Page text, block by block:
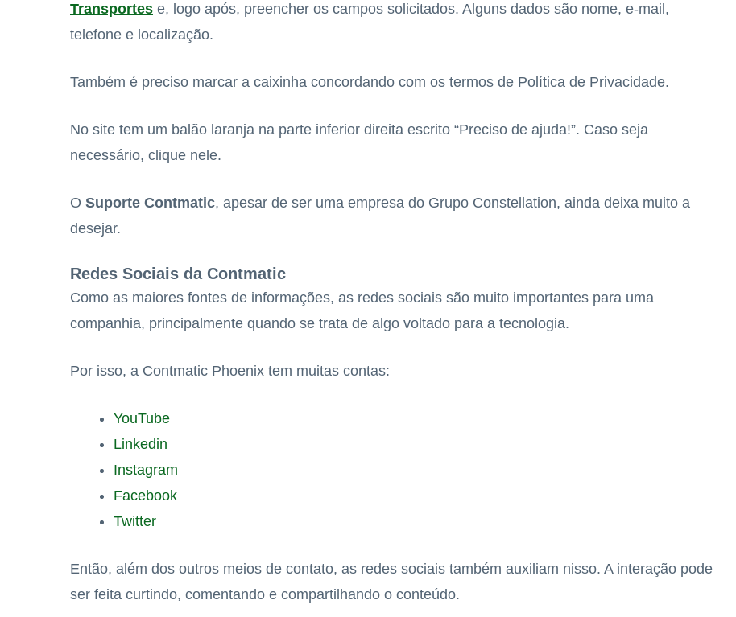
Transportes e, logo após, preencher os campos solicitados. Alguns dados são nome, e-mail,
telefone e localização.
Também é preciso marcar a caixinha concordando com os termos de Política de Privacidade.
No site tem um balão laranja na parte inferior direita escrito “Preciso de ajuda!”. Caso seja
necessário, clique nele.
O Suporte Contmatic, apesar de ser uma empresa do Grupo Constellation, ainda deixa muito a
desejar.
Redes Sociais da Contmatic
Como as maiores fontes de informações, as redes sociais são muito importantes para uma
companhia, principalmente quando se trata de algo voltado para a tecnologia.
Por isso, a Contmatic Phoenix tem muitas contas:
YouTube
Linkedin
Instagram
Facebook
Twitter
Então, além dos outros meios de contato, as redes sociais também auxiliam nisso. A interação pode
ser feita curtindo, comentando e compartilhando o conteúdo.